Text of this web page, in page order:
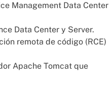
Management Data Center
Data Center y Server.
remota de código (RCE)
Apache Tomcat que